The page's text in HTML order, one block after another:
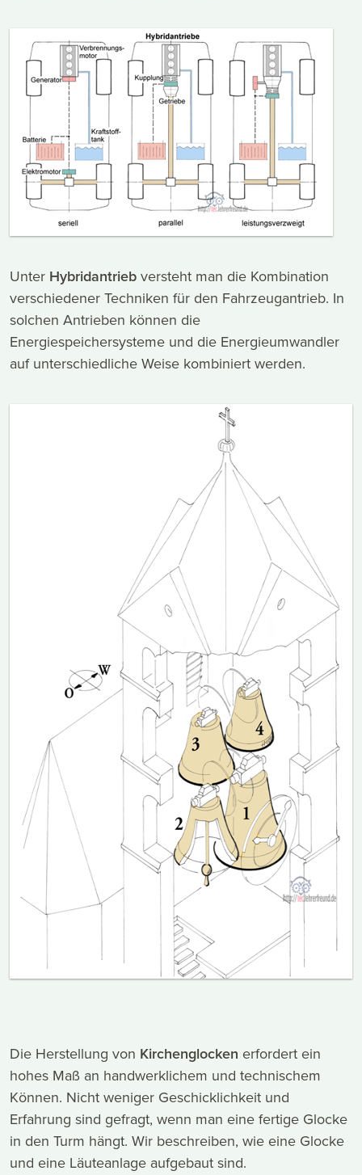
Unter Hybridantrieb versteht man die Kombination
verschiedener Techniken für den Fahrzeugantrieb. In
solchen Antrieben können die
Energiespeichersysteme und die Energieumwandler
auf unterschiedliche Weise kombiniert werden.
Die Herstellung von Kirchenglocken erfordert ein
hohes Maß an handwerklichem und technischem
Können. Nicht weniger Geschicklichkeit und
Erfahrung sind gefragt, wenn man eine fertige Glocke
in den Turm hängt. Wir beschreiben, wie eine Glocke
und eine Läuteanlage aufgebaut sind.